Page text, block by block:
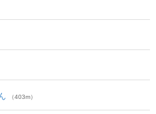
（403m）